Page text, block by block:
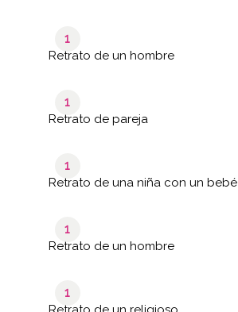
1
Retrato de un hombre
1
Retrato de pareja
1
Retrato de una niña con un bebé
1
Retrato de un hombre
1